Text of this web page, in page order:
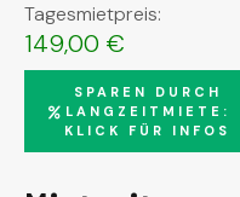
Tagesmietpreis:
149,00 €
SPAREN DURCH
LANGZEITMIETE:
KLICK FÜR INFOS